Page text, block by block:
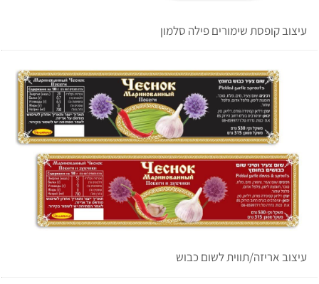
עיצוב קופסת שימורים פילה סלמון
עיצוב אריזה/תווית לשום כבוש